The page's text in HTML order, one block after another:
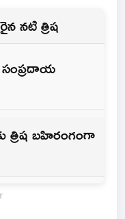
నటి త్రిష
సంప్రదాయ
త్రిష బహిరంగంగా